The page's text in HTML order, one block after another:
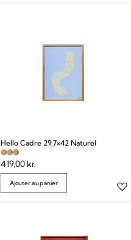
Hello Cadre 29,7×42 Naturel
419,00 kr.
Ajouter au panier